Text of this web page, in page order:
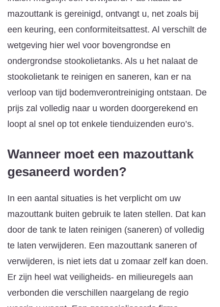
mazouttank is gereinigd, ontvangt u, net zoals bij
een keuring, een conformiteitsattest. Al verschilt de
wetgeving hier wel voor bovengrondse en
ondergrondse stookolietanks. Als u het nalaat de
stookolietank te reinigen en saneren, kan er na
verloop van tijd bodemverontreiniging ontstaan. De
prijs zal volledig naar u worden doorgerekend en
loopt al snel op tot enkele tienduizenden euro’s.
Wanneer moet een mazouttank
gesaneerd worden?
In een aantal situaties is het verplicht om uw
mazouttank buiten gebruik te laten stellen. Dat kan
door de tank te laten reinigen (saneren) of volledig
te laten verwijderen. Een mazouttank saneren of
verwijderen, is niet iets dat u zomaar zelf kan doen.
Er zijn heel wat veiligheids- en milieuregels aan
verbonden die verschillen naargelang de regio